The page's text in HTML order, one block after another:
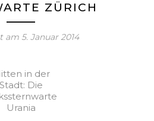
ZÜRICH
am 5. Januar 2014
in der
Stadt: Die
Urania